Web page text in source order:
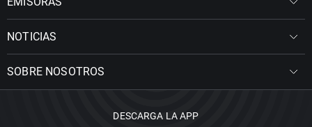
NOTICIAS
SOBRE NOSOTROS
DESCARGA LA APP